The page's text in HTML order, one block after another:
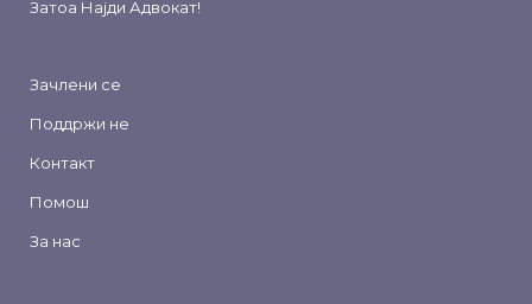
Затоа Најди Адвокат!
Зачлени се
Поддржи не
Контакт
Помош
За нас